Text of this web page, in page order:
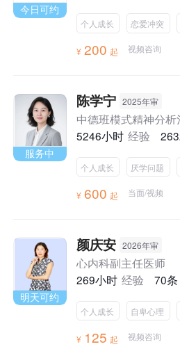
今日可约
个人成长 恋爱冲突
¥ 200 起 视频咨询
服务中
陈学宁 2025年审
中德班模式精神分
5246小时 经验
个人成长 厌学问题
¥ 600 起 当面/视频
明天可约
颜庆安 2026年审
心内科副主任医师
269小时 经验 70条
个人成长 自卑心理
¥ 125 起 视频咨询